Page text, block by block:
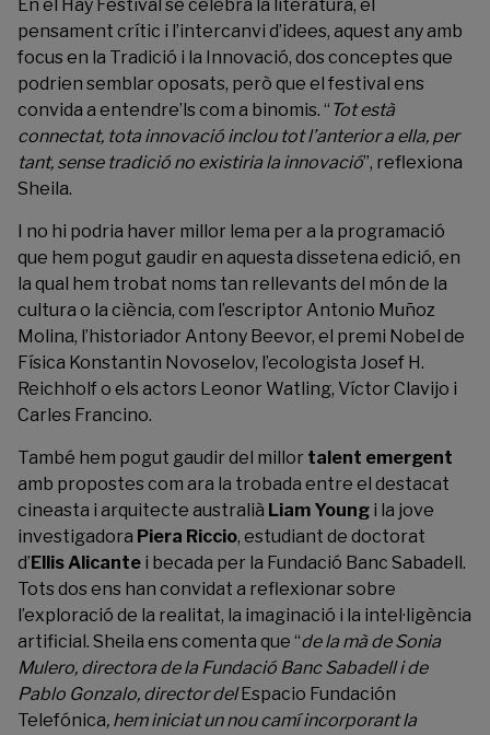
En el Hay Festival se celebra la literatura, el
pensament crític i l’intercanvi d’idees, aquest any amb
focus en la Tradició i la Innovació, dos conceptes que
podrien semblar oposats, però que el festival ens
convida a entendre’ls com a binomis. “ Tot està
connectat, tota innovació inclou tot l’anterior a ella, per
tant, sense tradició no existiria la innovació”, reflexiona
Sheila.
I no hi podria haver millor lema per a la programació
que hem pogut gaudir en aquesta dissetena edició, en
la qual hem trobat noms tan rellevants del món de la
cultura o la ciència, com l’escriptor Antonio Muñoz
Molina, l’historiador Antony Beevor, el premi Nobel de
Física Konstantin Novoselov, l’ecologista Josef H.
Reichholf o els actors Leonor Watling, Víctor Clavijo i
Carles Francino.
També hem pogut gaudir del millor talent emergent
amb propostes com ara la trobada entre el destacat
cineasta i arquitecte australià Liam Young i la jove
investigadora Piera Riccio, estudiant de doctorat
d’ Ellis Alicante i becada per la Fundació Banc Sabadell.
Tots dos ens han convidat a reflexionar sobre
l’exploració de la realitat, la imaginació i la intel·ligència
artificial. Sheila ens comenta que “de la mà de Sonia
Mulero, directora de la Fundació Banc Sabadell i de
Pablo Gonzalo, director del Espacio Fundación
Telefónica, hem iniciat un nou camí incorporant la